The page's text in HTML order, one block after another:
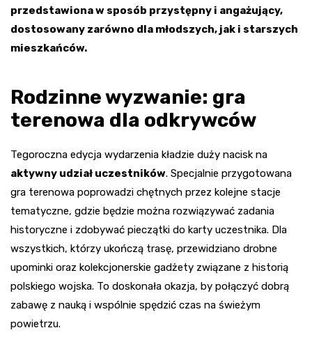
przedstawiona w sposób przystępny i angażujący,
dostosowany zarówno dla młodszych, jak i starszych
mieszkańców.
Rodzinne wyzwanie: gra
terenowa dla odkrywców
Tegoroczna edycja wydarzenia kładzie duży nacisk na
aktywny udział uczestników. Specjalnie przygotowana
gra terenowa poprowadzi chętnych przez kolejne stacje
tematyczne, gdzie będzie można rozwiązywać zadania
historyczne i zdobywać pieczątki do karty uczestnika. Dla
wszystkich, którzy ukończą trasę, przewidziano drobne
upominki oraz kolekcjonerskie gadżety związane z historią
polskiego wojska. To doskonała okazja, by połączyć dobrą
zabawę z nauką i wspólnie spędzić czas na świeżym
powietrzu.